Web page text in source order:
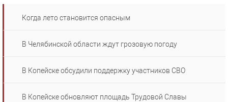
Когда лето становится опасным
В Челябинской области ждут грозовую погоду
В Копейске обсудили поддержку участников СВО
В Копейске обновляют площадь Трудовой Славы